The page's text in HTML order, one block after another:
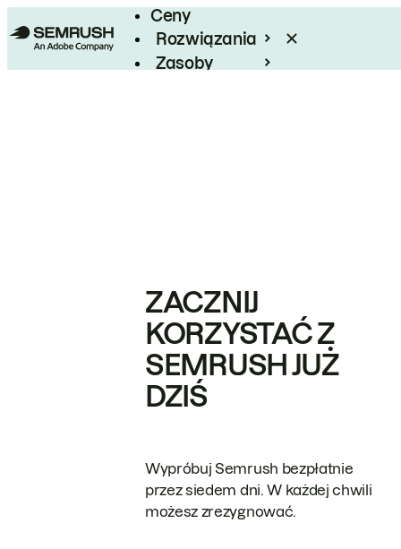
Ceny
Rozwiązania
Zasoby
ZACZNIJ
KORZYSTAĆ Z
SEMRUSH JUŻ
DZIŚ
Wypróbuj Semrush bezpłatnie
przez siedem dni. W każdej chwili
możesz zrezygnować.